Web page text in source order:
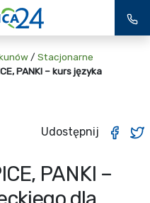
/ Stacjonarne
PANKI – kurs języka
Udostępnij
PANKI –